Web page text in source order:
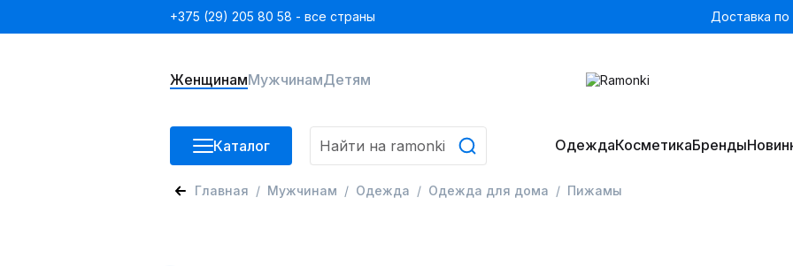
+375 (29) 205 80 58 - все страны Доставка
ЖенщинамМужчинамДетям
Каталог ОдеждаКосметикаБренды
Главная Мужчинам Одежда Одежда для дома Пижамы